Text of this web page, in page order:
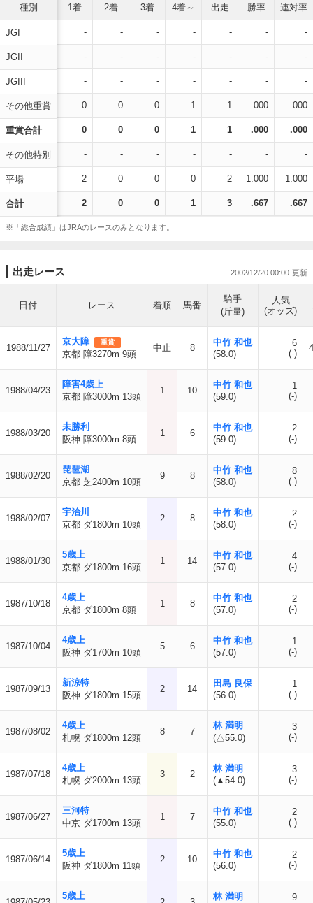
種別
JGI
JGII
JGIII
その他重賞
重賞合計
その他特別
平場
合計
1着 2着 3着 4着～ 出走 勝率 連対率
- - - - - - -
- - - - - - -
- - - - - - -
0 0 0 1 1 .000 .000
0 0 0 1 1 .000 .000
- - - - - - -
2 0 0 0 2 1.000 1.000
2 0 0 1 3 .667 .667
※「総合成績」はJRAのレースのみとなります。
出走レース 2002/12/20 00:00
日付 レース 着順 馬番
騎手
(斤量)
人気
(オッズ)
1988/11/27
京大障 重賞
京都 障3270m 9頭
中止 8
中竹 和也
(58.0)
6
(-)
1988/04/23
障害4歳上
京都 障3000m 13頭
1 10
中竹 和也
(59.0)
1
(-)
1988/03/20
未勝利
阪神 障3000m 8頭
1 6
中竹 和也
(59.0)
2
(-)
1988/02/20
琵琶湖
京都 芝2400m 10頭
9 8
中竹 和也
(58.0)
8
(-)
1988/02/07
宇治川
京都 ダ1800m 10頭
2 8
中竹 和也
(58.0)
2
(-)
1988/01/30
5歳上
京都 ダ1800m 16頭
1 14
中竹 和也
(57.0)
4
(-)
1987/10/18
4歳上
京都 ダ1800m 8頭
1 8
中竹 和也
(57.0)
2
(-)
1987/10/04
4歳上
阪神 ダ1700m 10頭
5 6
中竹 和也
(57.0)
1
(-)
1987/09/13
新涼特
阪神 ダ1800m 15頭
2 14
田島 良保
(56.0)
1
(-)
1987/08/02
4歳上
札幌 ダ1800m 12頭
8 7
林 満明
(△55.0)
3
(-)
1987/07/18
4歳上
札幌 ダ2000m 13頭
3 2
林 満明
(▲54.0)
3
(-)
1987/06/27
三河特
中京 ダ1700m 13頭
1 7
中竹 和也
(55.0)
2
(-)
1987/06/14
5歳上
阪神 ダ1800m 11頭
2 10
中竹 和也
(56.0)
2
(-)
5歳上 林 満明
9